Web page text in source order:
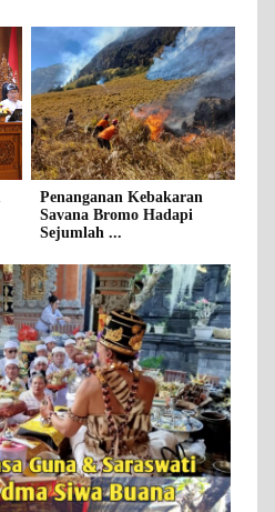
Penanganan Kebakaran
Savana Bromo Hadapi
Sejumlah ...